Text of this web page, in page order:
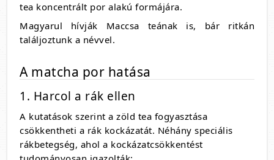
tea koncentrált por alakú formájára.
Magyarul hívják Maccsa teának is, bár ritkán
találjoztunk a névvel.
A matcha por hatása
1. Harcol a rák ellen
A kutatások szerint a zöld tea fogyasztása
csökkentheti a rák kockázatát. Néhány speciális
rákbetegség, ahol a kockázatcsökkentést